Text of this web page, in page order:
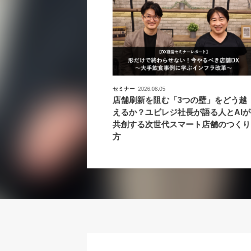
セミナー 2026.08.05
店舗刷新を阻む「3つの壁」をどう越
えるか？ユビレジ社長が語る人とAIが
共創する次世代スマート店舗のつくり
方